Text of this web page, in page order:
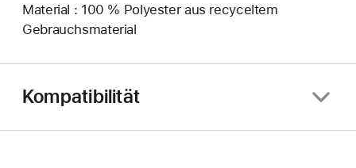
Material : 100 % Polyester aus recyceltem
Gebrauchsmaterial
Kompatibilität